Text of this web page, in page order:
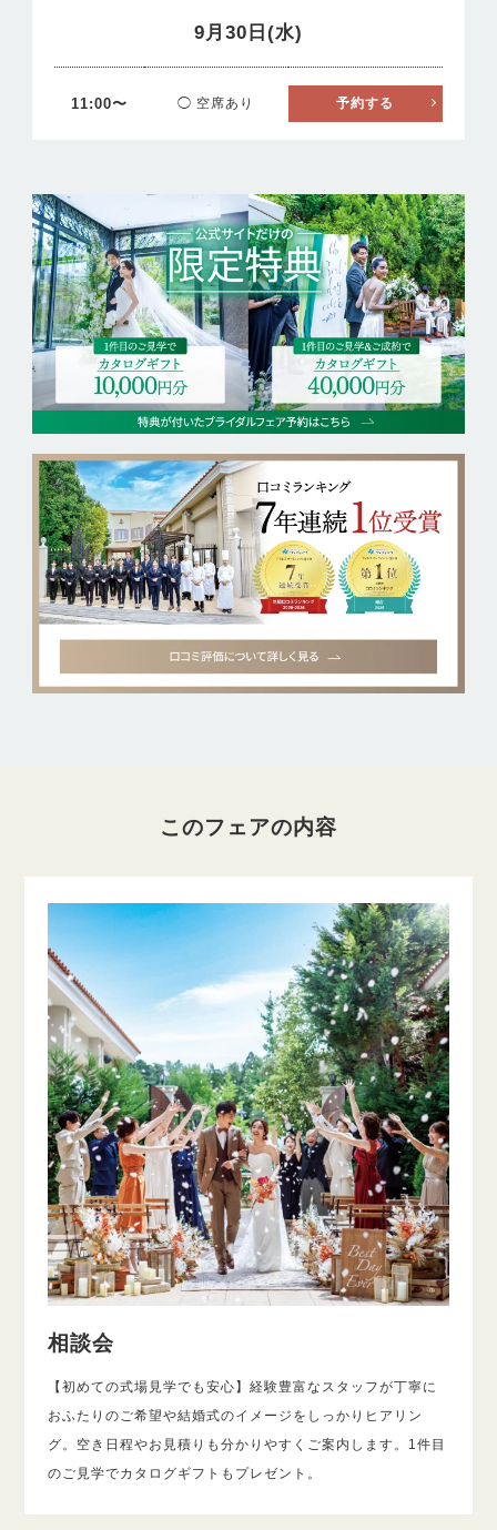
9月30日(水)
11:00〜 ◯ 空席あり 予約する
このフェアの内容
相談会
【初めての式場見学でも安心】経験豊富なスタッフが丁寧に
おふたりのご希望や結婚式のイメージをしっかりヒアリン
グ。空き日程やお見積りも分かりやすくご案内します。1件目
のご見学でカタログギフトもプレゼント。